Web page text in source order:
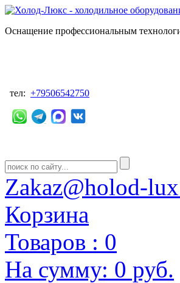
Оснащение профессиональным
тел: +79506542750
Zakaz@holod-
Корзина
Товаров : 0
На сумму: 0 руб.